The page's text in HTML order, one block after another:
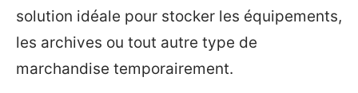
solution idéale pour stocker les équipements,
les archives ou tout autre type de
marchandise temporairement.